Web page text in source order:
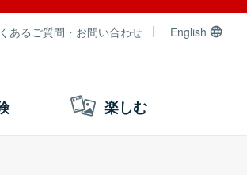
あるご質問・お問い合わせ English
楽しむ